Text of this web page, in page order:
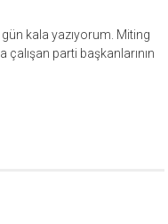
gün kala yazıyorum. Miting
çalışan parti başkanlarının